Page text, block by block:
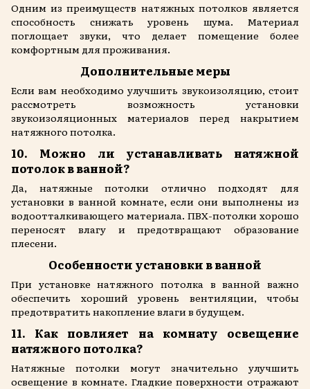
Одним из преимуществ натяжных потолков является
способность снижать уровень шума. Материал
поглощает звуки, что делает помещение более
комфортным для проживания.
Дополнительные меры
Если вам необходимо улучшить звукоизоляцию, стоит
рассмотреть возможность установки
звукоизоляционных материалов перед накрытием
натяжного потолка.
10. Можно ли устанавливать натяжной
потолок в ванной?
Да, натяжные потолки отлично подходят для
установки в ванной комнате, если они выполнены из
водоотталкивающего материала. ПВХ-потолки хорошо
переносят влагу и предотвращают образование
плесени.
Особенности установки в ванной
При установке натяжного потолка в ванной важно
обеспечить хороший уровень вентиляции, чтобы
предотвратить накопление влаги в будущем.
11. Как повлияет на комнату освещение
натяжного потолка?
Натяжные потолки могут значительно улучшить
освещение в комнате. Гладкие поверхности отражают